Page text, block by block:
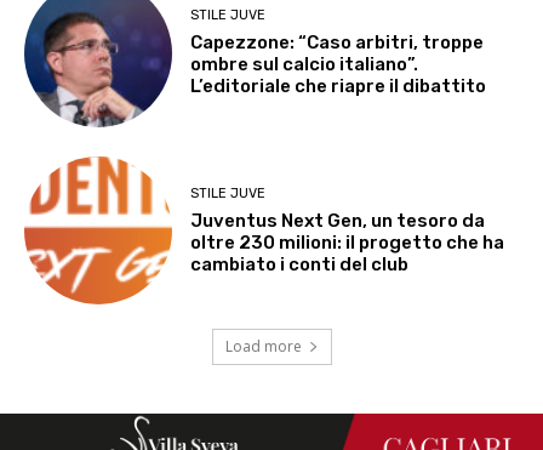
STILE JUVE
Capezzone: “Caso arbitri, troppe
ombre sul calcio italiano”.
L’editoriale che riapre il dibattito
STILE JUVE
Juventus Next Gen, un tesoro da
oltre 230 milioni: il progetto che ha
cambiato i conti del club
Load more